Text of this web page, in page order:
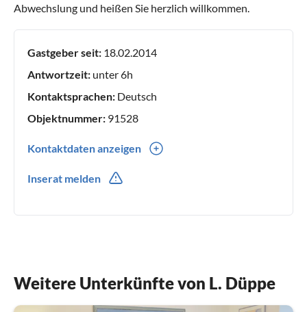
Abwechslung und heißen Sie herzlich willkommen.
Gastgeber seit: 18.02.2014
Antwortzeit: unter 6h
Kontaktsprachen: Deutsch
Objektnummer: 91528
Kontaktdaten anzeigen
Inserat melden
Weitere Unterkünfte von L. Düppe